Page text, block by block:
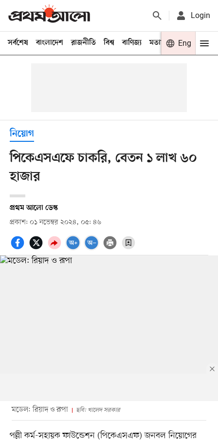
Login
সর্বশেষ বাংলাদেশ রাজনীতি বিশ্ব বাণিজ্য মতামত খেলা
Eng
নিয়োগ
পিকেএসএফে চাকরি, বেতন ১ লাখ ৬০
হাজার
প্রথম আলো ডেস্ক
প্রকাশ: ০১ নভেম্বর ২০২৪, ০৫: ৪৬
মডেল: রিয়াদ ও রূপা ছবি: খালেদ সরকার
পল্লী কর্ম-সহায়ক ফাউন্ডেশন (পিকেএসএফ) জনবল নিয়োগের